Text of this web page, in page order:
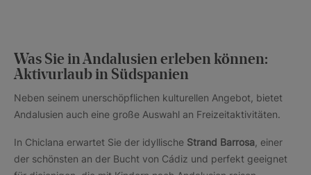
Was Sie in Andalusien erleben können:
Aktivurlaub in Südspanien
Neben seinem unerschöpflichen kulturellen Angebot, bietet
Andalusien auch eine große Auswahl an Freizeitaktivitäten.
In Chiclana erwartet Sie der idyllische Strand Barrosa , einer
der schönsten an der Bucht von Cádiz und perfekt geeignet